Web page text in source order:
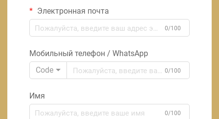
Электронная почта
0/100
Мобильный телефон / WhatsApp
Code
0/100
Имя
0/100